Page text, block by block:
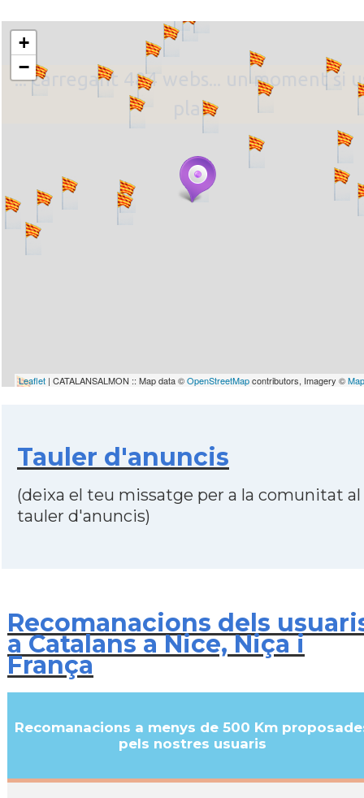
... carregant 484 webs... un moment si
plau
+
−
Leaflet | CATALANSALMON :: Map data ©OpenStreetMapcontributors, Imagery ©
Tauler d'anuncis
(deixa el teu missatge per a la comunitat al
tauler d'anuncis)
Recomanacions dels
a Catalans a Nice, Niça i
França
Recomanacions a menys de 500 Km
pels nostres usuaris